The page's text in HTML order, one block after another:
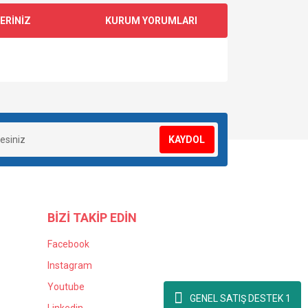
KURUM YORUMLARI
KAYDOL
BİZİ TAKİP EDİN
Facebook
Instagram
Youtube
GENEL SATIŞ DESTEK 1